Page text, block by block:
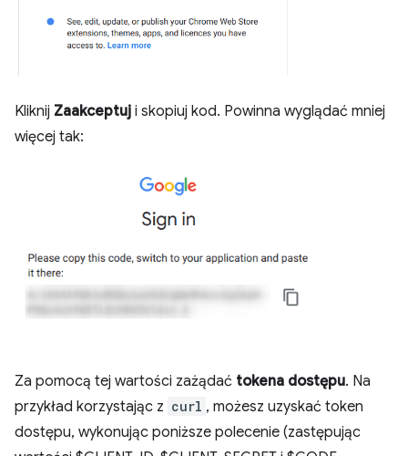
Kliknij Zaakceptuj i skopiuj kod. Powinna wyglądać mniej
więcej tak:
Za pomocą tej wartości zażądać tokena dostępu. Na
przykład korzystając z curl , możesz uzyskać token
dostępu, wykonując poniższe polecenie (zastępując